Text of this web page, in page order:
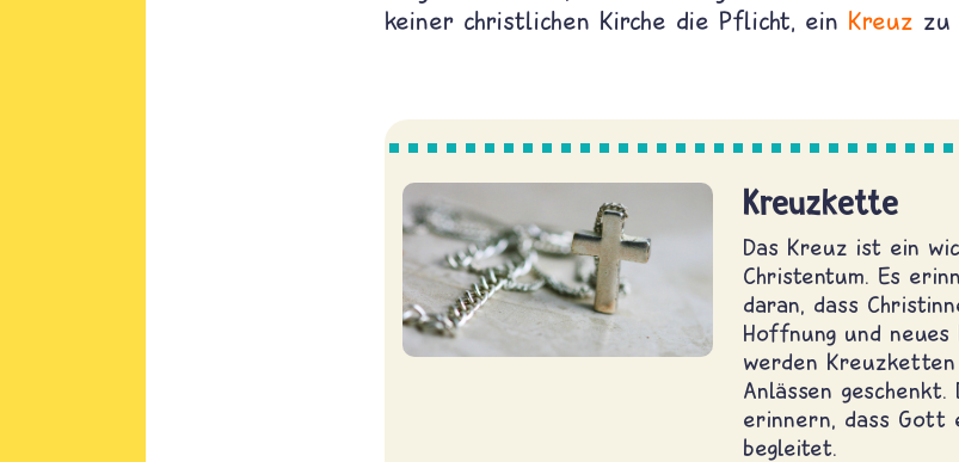
keiner christlichen Kirche die Pflicht, ein Kreuz zu
Kreuzkette
Das Kreuz ist ein
Christentum. Es
daran, dass
Hoffnung und
werden
Anlässen
erinnern, dass Gott
begleitet.